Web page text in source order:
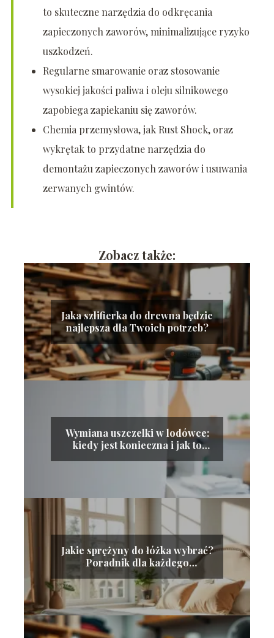
to skuteczne narzędzia do odkręcania
zapieczonych zaworów, minimalizujące ryzyko
uszkodzeń.
Regularne smarowanie oraz stosowanie
wysokiej jakości paliwa i oleju silnikowego
zapobiega zapiekaniu się zaworów.
Chemia przemysłowa, jak Rust Shock, oraz
wykrętak to przydatne narzędzia do
demontażu zapieczonych zaworów i usuwania
zerwanych gwintów.
Zobacz także:
Jaka szlifierka do drewna będzie
najlepsza dla Twoich potrzeb?
Wymiana uszczelki w lodówce:
kiedy jest konieczna i jak to
Jakie sprężyny do łóżka wybrać?
Poradnik dla każdego
kupującego